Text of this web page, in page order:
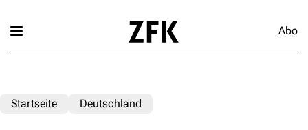
Abo
Startseite Deutschland